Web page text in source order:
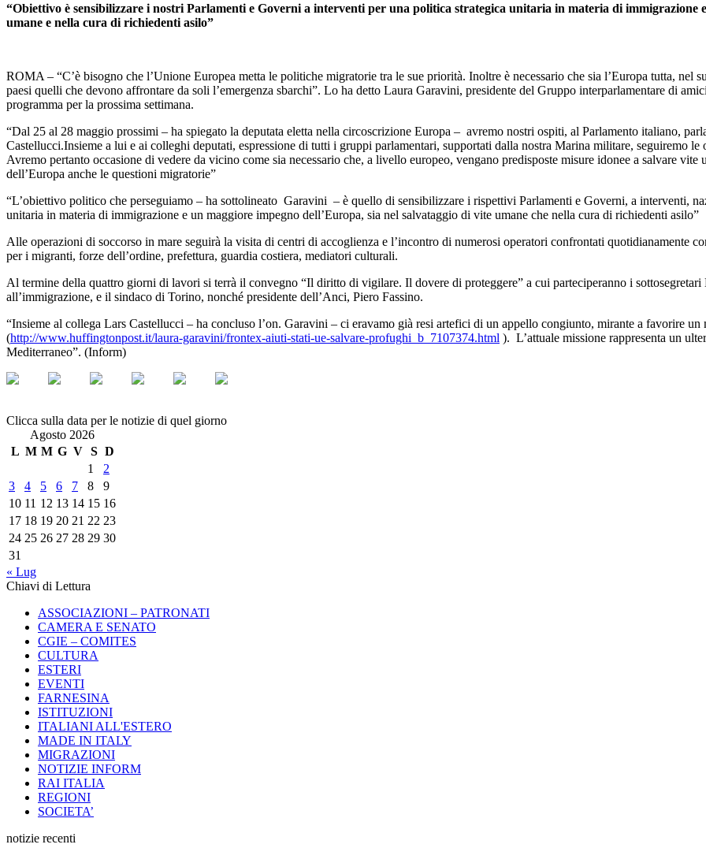
“Obiettivo è sensibilizzare i nostri Parlamenti e Governi a interventi per una politica strategica unitaria in materia di
umane e nella cura di richiedenti asilo”
ROMA – “C’è bisogno che l’Unione Europea metta le politiche migratorie tra le sue priorità. Inoltre è necessario che sia l’Europa tutta, nel
paesi quelli che devono affrontare da soli l’emergenza sbarchi”. Lo ha detto Laura Garavini, presidente del Gruppo interparlamentare di
programma per la prossima settimana.
“Dal 25 al 28 maggio prossimi – ha spiegato la deputata eletta nella circoscrizione Europa – avremo nostri ospiti, al Parlamento italiano,
Castellucci.Insieme a lui e ai colleghi deputati, espressione di tutti i gruppi parlamentari, supportati dalla nostra Marina militare, seguiremo
Avremo pertanto occasione di vedere da vicino come sia necessario che, a livello europeo, vengano predisposte misure idonee a salvare
dell’Europa anche le questioni migratorie”
“L’obiettivo politico che perseguiamo – ha sottolineato Garavini – è quello di sensibilizzare i rispettivi Parlamenti e Governi, a interventi,
unitaria in materia di immigrazione e un maggiore impegno dell’Europa, sia nel salvataggio di vite umane che nella cura di richiedenti asilo”
Alle operazioni di soccorso in mare seguirà la visita di centri di accoglienza e l’incontro di numerosi operatori confrontati quotidianamente
per i migranti, forze dell’ordine, prefettura, guardia costiera, mediatori culturali.
Al termine della quattro giorni di lavori si terrà il convegno “Il diritto di vigilare. Il dovere di proteggere” a cui parteciperanno i
all’immigrazione, e il sindaco di Torino, nonché presidente dell’Anci, Piero Fassino.
“Insieme al collega Lars Castellucci – ha concluso l’on. Garavini – ci eravamo già resi artefici di un appello congiunto, mirante a favorire
(http://www.huffingtonpost.it/laura-garavini/frontex-aiuti-stati-ue-salvare-profughi_b_7107374.html ). L’attuale missione rappresenta un
Mediterraneo”. (Inform)
Clicca sulla data per le notizie di quel giorno
Agosto 2026
L M M G V S D
1
2
3
4 5 6 7 8
9
10 11 12 13 14 15 16
17 18 19 20 21 22 23
24 25 26 27 28 29 30
31
« Lug
Chiavi di Lettura
ASSOCIAZIONI – PATRONATI
CAMERA E SENATO
CGIE – COMITES
CULTURA
ESTERI
EVENTI
FARNESINA
ISTITUZIONI
ITALIANI ALL'ESTERO
MADE IN ITALY
MIGRAZIONI
NOTIZIE INFORM
RAI ITALIA
REGIONI
SOCIETA’
notizie recenti